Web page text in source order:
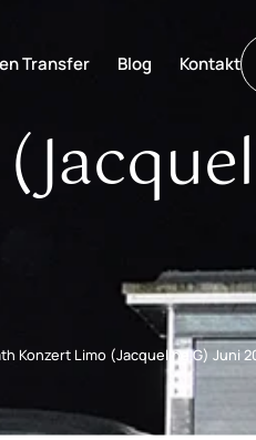
Transfer Blog Kontakt
Konzert Limo (Jacqueline.G) Juni